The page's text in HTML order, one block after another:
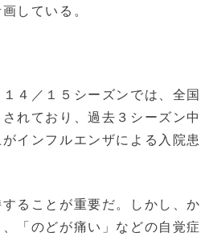
している。
４／１５シーズンでは、全国
れており、過去３シーズン中
インフルエンザによる入院患
ることが重要だ。しかし、か
「のどが痛い」などの自覚症